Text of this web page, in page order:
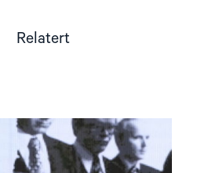
Relatert
Read
article
"Møt
Helsingforskomiteen